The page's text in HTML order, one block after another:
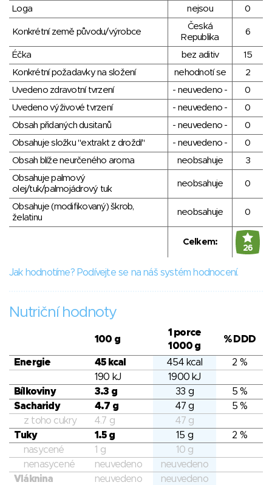
Loga
nejsou 0
Konkrétní země původu/výrobce
Česká
Republika
6
Éčka bez aditiv
15
Konkrétní požadavky na složení
nehodnotí se
2
Uvedeno zdravotní tvrzení
- neuvedeno -
0
Uvedeno výživové tvrzení
- neuvedeno -
0
Obsah přidaných dusitanů
- neuvedeno -
0
Obsahuje složku "extrakt z droždí"
- neuvedeno -
0
Obsah blíže neurčeného aroma
neobsahuje
3
Obsahuje palmový
olej/tuk/palmojádrový tuk
neobsahuje 0
Obsahuje (modifikovaný) škrob,
želatinu
neobsahuje 0
Celkem:
26
Jak hodnotíme? Podívejte se na náš systém hodnocení.
Nutriční hodnoty
100 g
1 porce
1000 g
% DDD
Energie 45 kcal 454 kcal
2 %
190 kJ
1900 kJ
Bílkoviny
3.3 g 33 g
5 %
Sacharidy
4.7 g 47 g
5 %
z toho cukry
4.7 g
47 g
Tuky
1.5 g 15 g
2 %
nasycené
1 g
10 g
nenasycené
neuvedeno
neuvedeno
Vláknina
neuvedeno
neuvedeno